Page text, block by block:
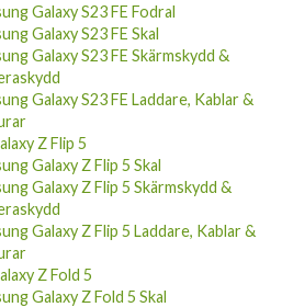
Galaxy S23 FE Fodral
Galaxy S23 FE Skal
Galaxy S23 FE Skärmskydd &
Galaxy S23 FE Laddare, Kablar &
Z Flip 5
Galaxy Z Flip 5 Skal
Galaxy Z Flip 5 Skärmskydd &
Galaxy Z Flip 5 Laddare, Kablar &
Z Fold 5
Galaxy Z Fold 5 Skal